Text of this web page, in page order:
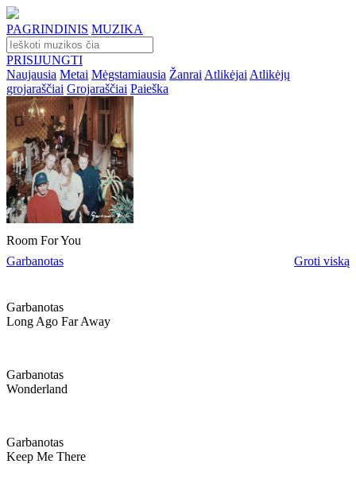
PAGRINDINIS MUZIKA
PRISIJUNGTI
Naujausia Metai Mėgstamiausia Žanrai Atlikėjai Atlikėjų
grojaraščiai Grojaraščiai Paieška
Room For You
Garbanotas
Groti viską
Garbanotas
Long Ago Far Away
Garbanotas
Wonderland
Garbanotas
Keep Me There